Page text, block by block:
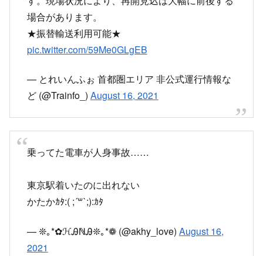
場合があります。
★振替輸送利用可能★
pic.twitter.com/59Me0GLgEB
— とれいんふぉ 首都圏エリア 非公式運行情報な
ど (@Trainfo_) August 16, 2021
乗ってた電車が人身事故……
東京駅着いたのに出れない
かたかｶﾀ:( ;´꒳`;):ｶﾀ
— ❊｡*✿ℋᎯℕᎯ❊｡*❁ (@akhy_love) August 16,
2021